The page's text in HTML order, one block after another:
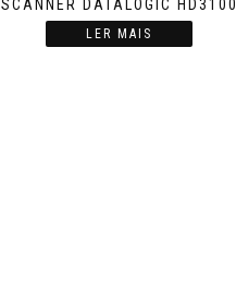
SCANNER DATALOGIC HD3100
LER MAIS